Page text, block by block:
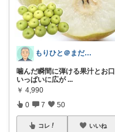
もりひと＠まだまだ役に立つ
噛んだ瞬間に弾ける果汁とお口
いっぱいに広が ...
￥ 4,990
0 7 50
コレ いいね